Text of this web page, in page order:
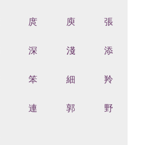
庹 庾 張
深 淺 添
笨 細 羚
連 郭 野